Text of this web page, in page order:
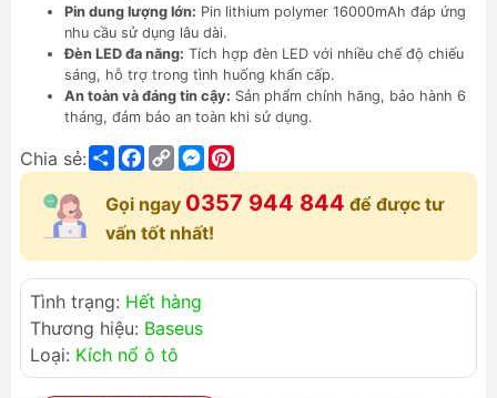
Pin dung lượng lớn: Pin lithium polymer 16000mAh đáp ứng
nhu cầu sử dụng lâu dài.
Đèn LED đa năng: Tích hợp đèn LED với nhiều chế độ chiếu
sáng, hỗ trợ trong tình huống khẩn cấp.
An toàn và đáng tin cậy: Sản phẩm chính hãng, bảo hành 6
tháng, đảm bảo an toàn khi sử dụng.
Chia sẻ: ShareFacebook
Copy
Link
Messenger
Gọi ngay 0357 944 844 để được tư
vấn tốt nhất!
Tình trạng: Hết hàng
Thương hiệu: Baseus
Loại: Kích nổ ô tô